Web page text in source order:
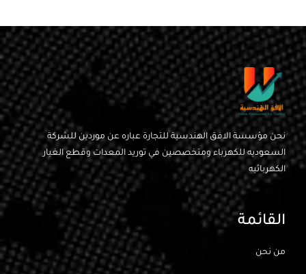
نحن مؤسسة الافق الهندسية للتجارة عباره عن موردين للشركة
السعوديه للكهرباء ومتخصصين في توريد المعدات وقطع الغيار
الكهربائيه
القائمة
من نحن